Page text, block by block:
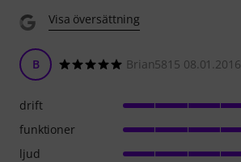
Visa översättning
B Brian5815 08.01.2016
drift
funktioner
ljud